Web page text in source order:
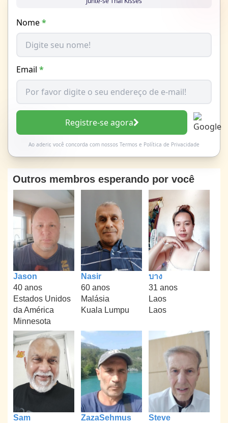
Nome*
Email *
Registre-se agora
Ao aderir, você concorda com nossos Termos e Política de Privacidade
Outros membros esperando por você
Jason
40 anos
Estados Unidos
da América
Minnesota
Nasir
60 anos
Malásia
Kuala Lumpu
บาง
31 anos
Laos
Laos
Sam
ZazaSehmus
Steve